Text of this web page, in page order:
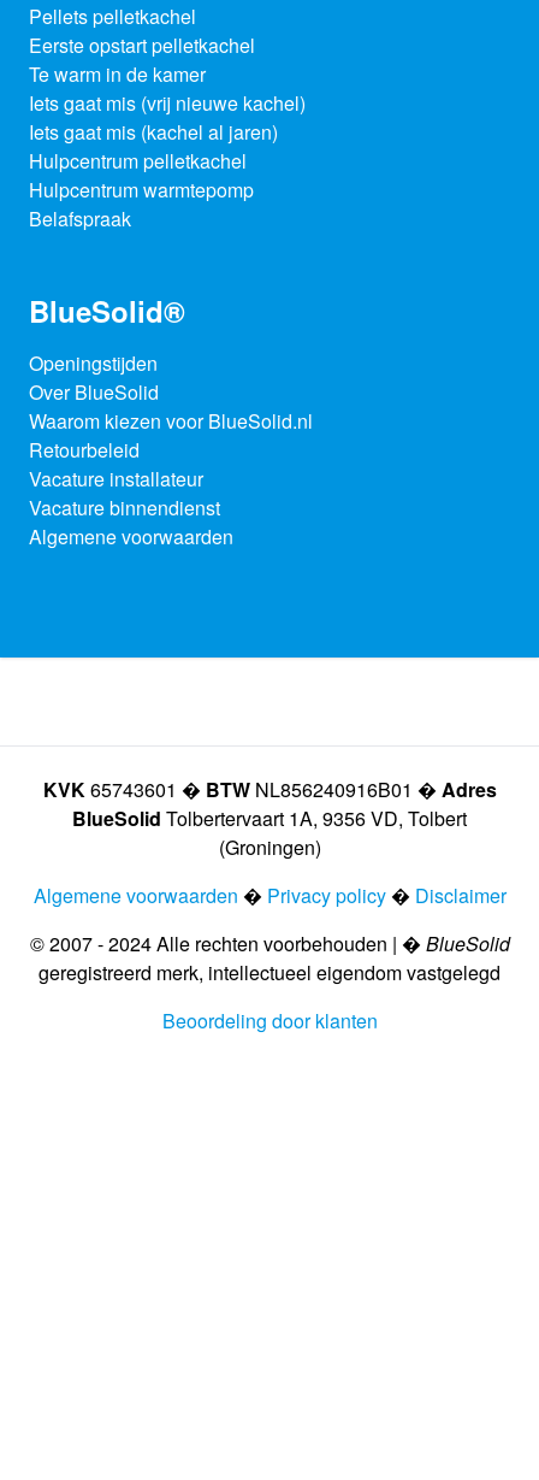
Pellets pelletkachel
Eerste opstart pelletkachel
Te warm in de kamer
Iets gaat mis (vrij nieuwe kachel)
Iets gaat mis (kachel al jaren)
Hulpcentrum pelletkachel
Hulpcentrum warmtepomp
Belafspraak
BlueSolid®
Openingstijden
Over BlueSolid
Waarom kiezen voor BlueSolid.nl
Retourbeleid
Vacature installateur
Vacature binnendienst
Algemene voorwaarden
KVK65743601 � BTWNL856240916B01 � Adres
BlueSolid Tolbertervaart 1A, 9356 VD, Tolbert
(Groningen)
Algemene voorwaarden � Privacy policy� Disclaimer
© 2007 - 2024 Alle rechten voorbehouden | � BlueSolid
geregistreerd merk, intellectueel eigendom vastgelegd
Beoordeling door klanten